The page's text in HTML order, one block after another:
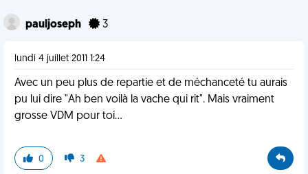
pauljoseph 3
lundi 4 juillet 2011 1:24
Avec un peu plus de repartie et de méchanceté tu aurais
pu lui dire "Ah ben voilà la vache qui rit". Mais vraiment
grosse VDM pour toi...
0 3